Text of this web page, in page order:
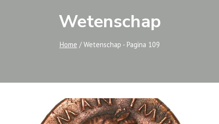
Wetenschap
Home / Wetenschap - Pagina 109